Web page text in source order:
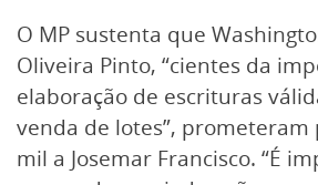
O MP sustenta que
Oliveira Pinto, “cientes da
elaboração de escrituras
venda de lotes”, prometeram
mil a Josemar Francisco. “É